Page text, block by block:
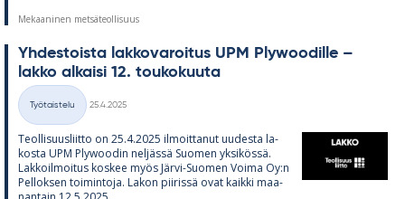
Mekaaninen metsäteollisuus
Yh­des­toista lak­ko­va­roi­tus UPM Plywoo­dille –
lakko al­kaisi 12. tou­ko­kuuta
Kategoriat
Työtaistelu
25.4.2025
Teol­li­suus­liitto on 25.4.2025 il­moit­ta­nut uu­desta la­
kosta UPM Plywoo­din nel­jässä Suo­men yk­si­kössä.
Lak­koil­moi­tus kos­kee myös Järvi-Suo­men Voima Oy:n
Pel­lok­sen toi­min­toja. La­kon pii­rissä ovat kaikki maa­